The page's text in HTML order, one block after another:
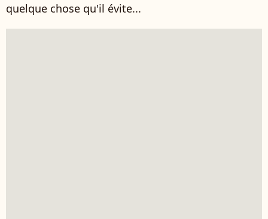
quelque chose qu'il évite...